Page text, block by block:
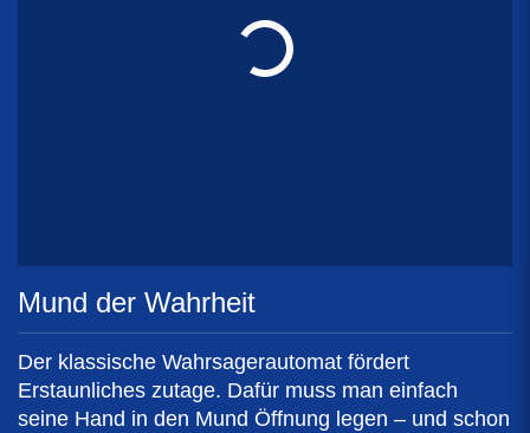
Mund der Wahrheit
Der klassische Wahrsagerautomat fördert
Erstaunliches zutage. Dafür muss man einfach
seine Hand in den Mund Öffnung legen – und schon